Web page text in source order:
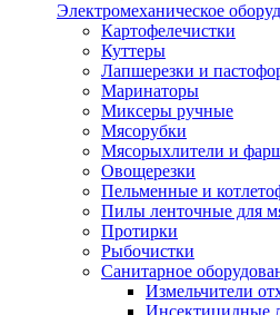
Электромеханическое
Картофелечистки
Куттеры
Лапшерезки и
Маринаторы
Миксеры ручные
Мясорубки
Мясорыхлители и
Овощерезки
Пельменные и
Пилы ленточные для
Протирки
Рыбочистки
Санитарное
Измельчители
Инсектицидные